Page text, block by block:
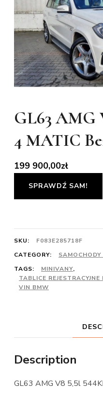
GL63 AMG
4 MATIC
199 900,00zł
SPRAWDŹ SAM!
SKU:
F083E285718F
CATEGORY:
TAGS:
MINIVANY,
TABLICE
VIN BMW
Description
GL63 AMG V8 5,5l